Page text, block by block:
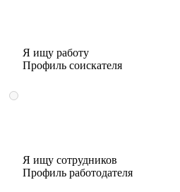
Я ищу работу
Профиль соискателя
Я ищу сотрудников
Профиль работодателя